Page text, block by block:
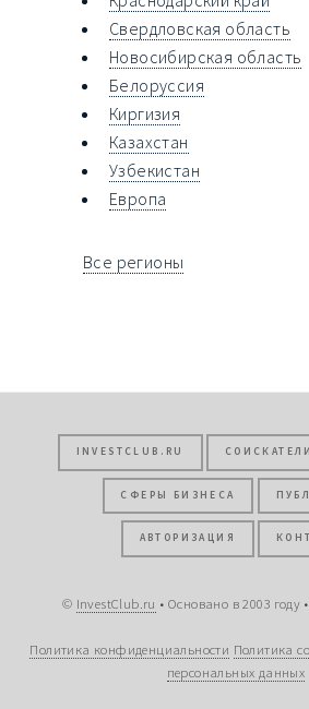
Свердловская область
Новосибирская область
Белоруссия
Киргизия
Казахстан
Узбекистан
Европа
Все регионы
INVESTCLUB.RU
СФЕРЫ БИЗНЕСА
АВТОРИЗАЦИЯ
© InvestClub.ru • Основано в 2003 году •
Политика конфиденциальности Политика
персональных данных